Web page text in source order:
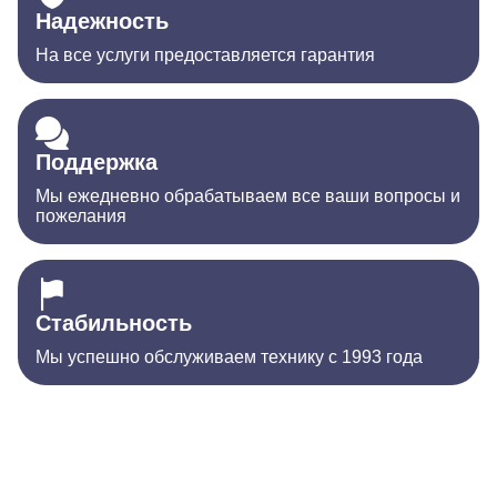
Надежность
На все услуги предоставляется гарантия
Поддержка
Мы ежедневно обрабатываем все ваши вопросы и
пожелания
Стабильность
Мы успешно обслуживаем технику с 1993 года